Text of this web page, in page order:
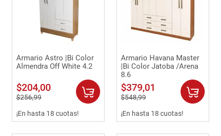
Armario Astro |Bi Color
Almendra Off White 4.2
$204,00
$256,99
¡En hasta 18 cuotas!
Armario Havana Master
|Bi Color Jatoba /Arena
8.6
$379,01
$548,99
¡En hasta 18 cuotas!